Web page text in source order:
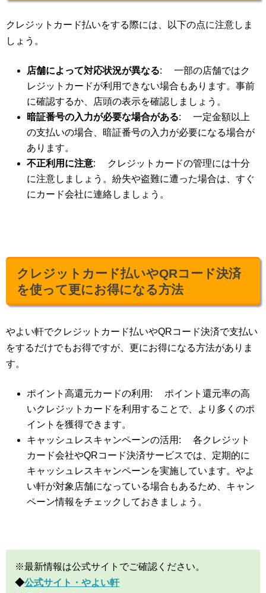
クレジットカード払いをする際には、以下の点に注意しま
しょう。
店舗によって対応状況が異なる: 一部の店舗ではク
レジットカードが利用できない場合もあります。事前
に確認するか、店頭の表示を確認しましょう。
暗証番号の入力が必要な場合がある: 一定金額以上
の支払いの場合、暗証番号の入力が必要になる場合が
あります。
不正利用に注意: クレジットカードの管理には十分
に注意しましょう。紛失や盗難に遭った場合は、すぐ
にカード会社に連絡しましょう。
クレジットカード払いやQRコード決済
を使って更にお得になる方法
やよい軒でクレジットカード払いやQRコード決済で支払い
をするだけでもお得ですが、更にお得になる方法がありま
す。
ポイント高還元カードの利用: ポイント還元率の高
いクレジットカードを利用することで、より多くのポ
イントを獲得できます。
キャッシュレスキャンペーンの活用: 各クレジット
カード会社やQRコード決済サービスでは、定期的に
キャッシュレスキャンペーンを実施しています。やよ
い軒が対象店舗になっている場合もあるため、キャン
ペーン情報をチェックしておきましょう。
※最新情報は公式サイトでご確認ください。
◆公式サイト・やよい軒